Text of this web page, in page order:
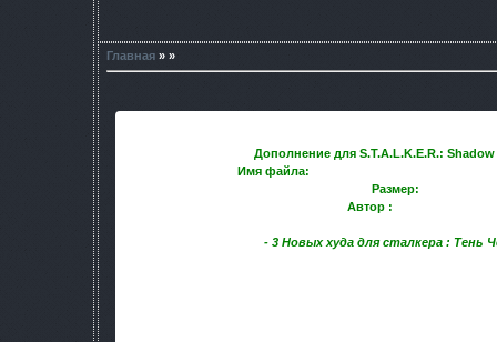
Главная » »
Дополнение для S.T.A.L.K.E.R.:
Имя файла:
Размер:
Автор :
- 3 Новых худа для сталкера : Тень